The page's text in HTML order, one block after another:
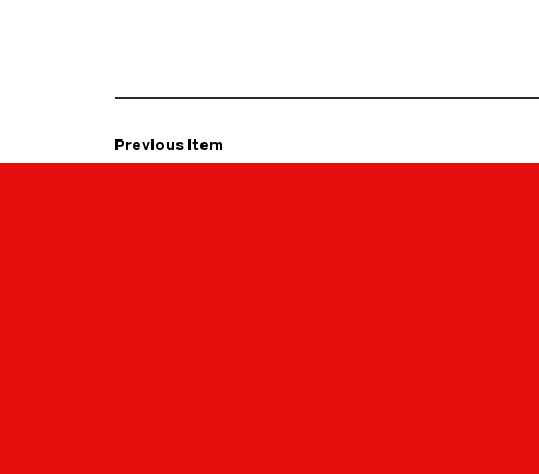
Previous Item